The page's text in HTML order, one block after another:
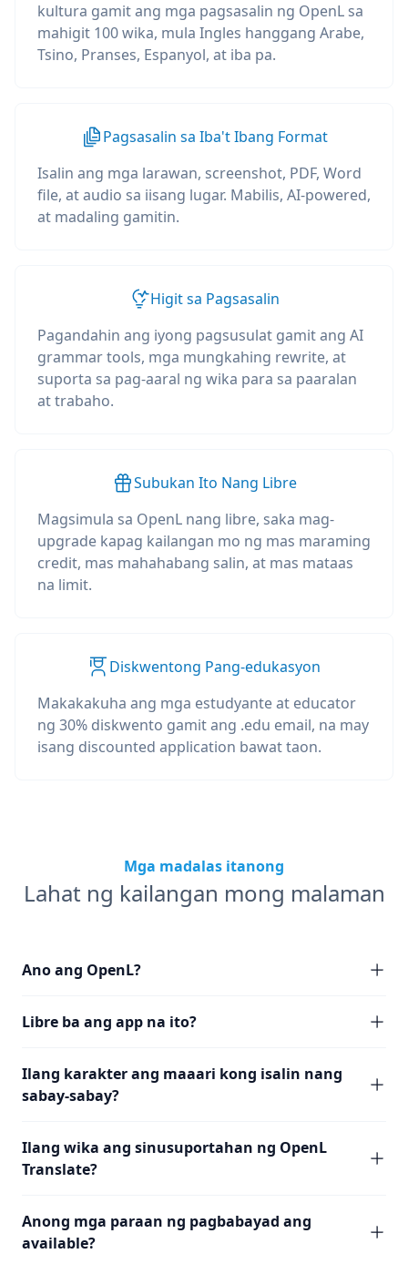
kultura gamit ang mga pagsasalin ng OpenL sa
mahigit 100 wika, mula Ingles hanggang Arabe,
Tsino, Pranses, Espanyol, at iba pa.
Pagsasalin sa Iba't Ibang Format
Isalin ang mga larawan, screenshot, PDF, Word
file, at audio sa iisang lugar. Mabilis, AI-powered,
at madaling gamitin.
Higit sa Pagsasalin
Pagandahin ang iyong pagsusulat gamit ang AI
grammar tools, mga mungkahing rewrite, at
suporta sa pag-aaral ng wika para sa paaralan
at trabaho.
Subukan Ito Nang Libre
Magsimula sa OpenL nang libre, saka mag-
upgrade kapag kailangan mo ng mas maraming
credit, mas mahahabang salin, at mas mataas
na limit.
Diskwentong Pang-edukasyon
Makakakuha ang mga estudyante at educator
ng 30% diskwento gamit ang .edu email, na may
isang discounted application bawat taon.
Mga madalas itanong
Lahat ng kailangan mong malaman
Ano ang OpenL?
Libre ba ang app na ito?
Ilang karakter ang maaari kong isalin nang
sabay-sabay?
Ilang wika ang sinusuportahan ng OpenL
Translate?
Anong mga paraan ng pagbabayad ang
available?